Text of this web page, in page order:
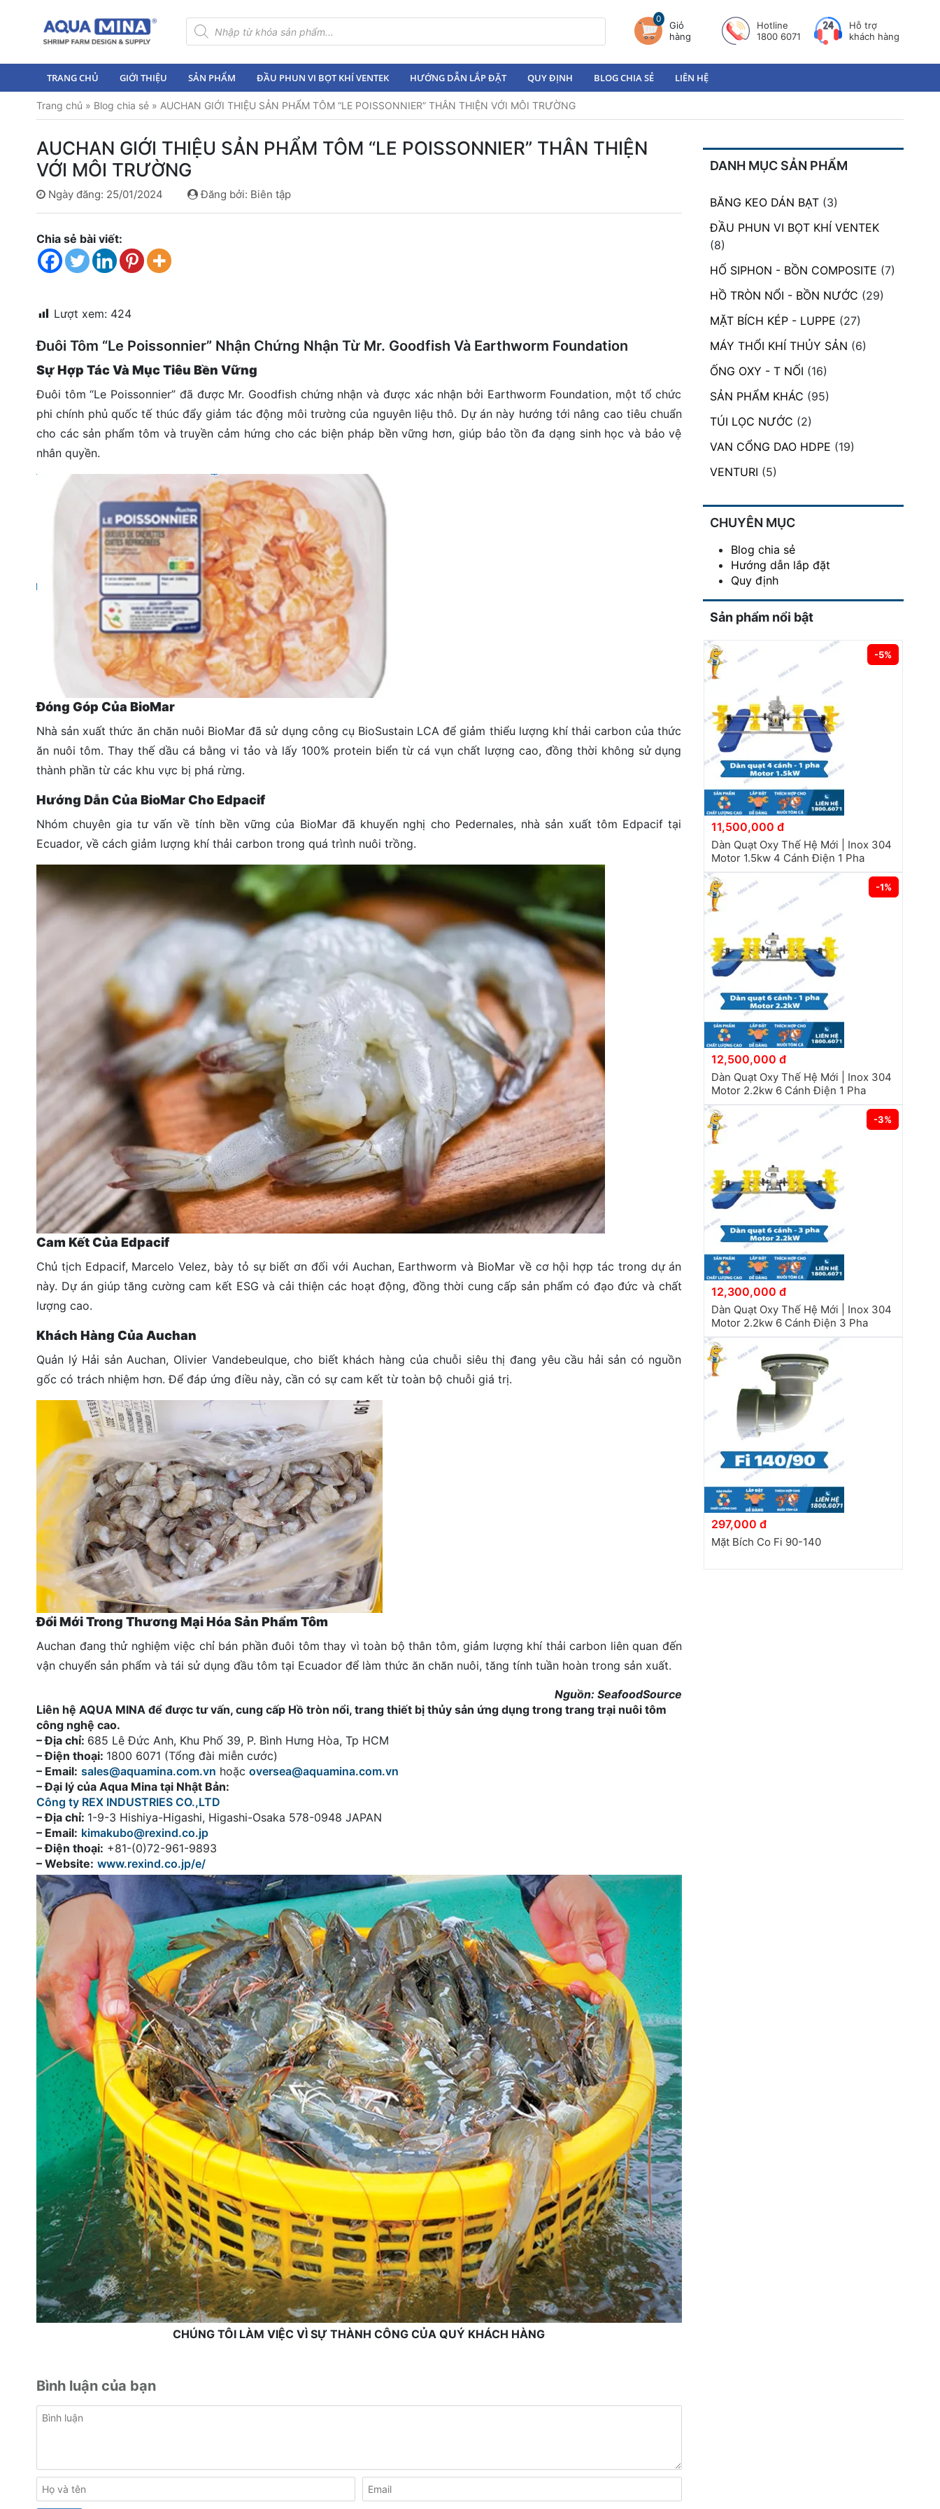
Ventek
Tìm
kiếm
sản
0
Giỏ
hàng
Hotline
1800 6071
Hỗ trợ
khách hàng
TRANG CHỦ GIỚI THIỆU SẢN PHẨM ĐẦU PHUN VI BỌT KHÍ VENTEK HƯỚNG DẪN LẮP ĐẶT QUY ĐỊNH BLOG CHIA SẺ LIÊN HỆ
Trang chủ » Blog chia sẻ » AUCHAN GIỚI THIỆU SẢN PHẨM TÔM “LE POISSONNIER” THÂN THIỆN VỚI MÔI TRƯỜNG
AUCHAN GIỚI THIỆU SẢN PHẨM TÔM “LE POISSONNIER” THÂN THIỆN
VỚI MÔI TRƯỜNG
Ngày đăng: 25/01/2024 Đăng bởi: Biên tập
Chia sẻ bài viết:
Lượt xem: 424
Đuôi Tôm “Le Poissonnier” Nhận Chứng Nhận Từ Mr. Goodfish Và Earthworm Foundation
Sự Hợp Tác Và Mục Tiêu Bền Vững
Đuôi tôm “Le Poissonnier” đã được Mr. Goodfish chứng nhận và được xác nhận bởi Earthworm Foundation, một tổ chức
phi chính phủ quốc tế thúc đẩy giảm tác động môi trường của nguyên liệu thô. Dự án này hướng tới nâng cao tiêu chuẩn
cho các sản phẩm tôm và truyền cảm hứng cho các biện pháp bền vững hơn, giúp bảo tồn đa dạng sinh học và bảo vệ
nhân quyền.
Đóng Góp Của BioMar
Nhà sản xuất thức ăn chăn nuôi BioMar đã sử dụng công cụ BioSustain LCA để giảm thiểu lượng khí thải carbon của thức
ăn nuôi tôm. Thay thế dầu cá bằng vi tảo và lấy 100% protein biển từ cá vụn chất lượng cao, đồng thời không sử dụng
thành phần từ các khu vực bị phá rừng.
Hướng Dẫn Của BioMar Cho Edpacif
Nhóm chuyên gia tư vấn về tính bền vững của BioMar đã khuyến nghị cho Pedernales, nhà sản xuất tôm Edpacif tại
Ecuador, về cách giảm lượng khí thải carbon trong quá trình nuôi trồng.
Cam Kết Của Edpacif
Chủ tịch Edpacif, Marcelo Velez, bày tỏ sự biết ơn đối với Auchan, Earthworm và BioMar về cơ hội hợp tác trong dự án
này. Dự án giúp tăng cường cam kết ESG và cải thiện các hoạt động, đồng thời cung cấp sản phẩm có đạo đức và chất
lượng cao.
Khách Hàng Của Auchan
Quản lý Hải sản Auchan, Olivier Vandebeulque, cho biết khách hàng của chuỗi siêu thị đang yêu cầu hải sản có nguồn
gốc có trách nhiệm hơn. Để đáp ứng điều này, cần có sự cam kết từ toàn bộ chuỗi giá trị.
Đổi Mới Trong Thương Mại Hóa Sản Phẩm Tôm
Auchan đang thử nghiệm việc chỉ bán phần đuôi tôm thay vì toàn bộ thân tôm, giảm lượng khí thải carbon liên quan đến
vận chuyển sản phẩm và tái sử dụng đầu tôm tại Ecuador để làm thức ăn chăn nuôi, tăng tính tuần hoàn trong sản xuất.
Nguồn: SeafoodSource
Liên hệ AQUA MINA để được tư vấn, cung cấp Hồ tròn nổi, trang thiết bị thủy sản ứng dụng trong trang trại nuôi tôm
công nghệ cao.
– Địa chỉ: 685 Lê Đức Anh, Khu Phố 39, P. Bình Hưng Hòa, Tp HCM
– Điện thoại: 1800 6071 (Tổng đài miễn cước)
– Email: sales@aquamina.com.vn hoặc oversea@aquamina.com.vn
– Đại lý của Aqua Mina tại Nhật Bản:
Công ty REX INDUSTRIES CO.,LTD
– Địa chỉ: 1-9-3 Hishiya-Higashi, Higashi-Osaka 578-0948 JAPAN
– Email: kimakubo@rexind.co.jp
– Điện thoại: +81-(0)72-961-9893
– Website: www.rexind.co.jp/e/
CHÚNG TÔI LÀM VIỆC VÌ SỰ THÀNH CÔNG CỦA QUÝ KHÁCH HÀNG
Bình luận của bạn
DANH MỤC SẢN PHẨM
BĂNG KEO DÁN BẠT (3)
ĐẦU PHUN VI BỌT KHÍ VENTEK
(8)
HỐ SIPHON - BỒN COMPOSITE (7)
HỒ TRÒN NỔI - BỒN NƯỚC (29)
MẶT BÍCH KÉP - LUPPE (27)
MÁY THỔI KHÍ THỦY SẢN (6)
ỐNG OXY - T NỐI (16)
SẢN PHẨM KHÁC (95)
TÚI LỌC NƯỚC (2)
VAN CỔNG DAO HDPE (19)
VENTURI (5)
CHUYÊN MỤC
Blog chia sẻ
Hướng dẫn lắp đặt
Quy định
Sản phẩm nổi bật
-5%
11,500,000 đ
Dàn Quạt Oxy Thế Hệ Mới | Inox 304
Motor 1.5kw 4 Cánh Điện 1 Pha
-1%
12,500,000 đ
Dàn Quạt Oxy Thế Hệ Mới | Inox 304
Motor 2.2kw 6 Cánh Điện 1 Pha
-3%
12,300,000 đ
Dàn Quạt Oxy Thế Hệ Mới | Inox 304
Motor 2.2kw 6 Cánh Điện 3 Pha
297,000 đ
Mặt Bích Co Fi 90-140